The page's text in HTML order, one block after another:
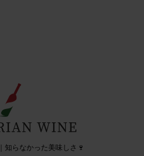
知らなかった美味しさ🍷